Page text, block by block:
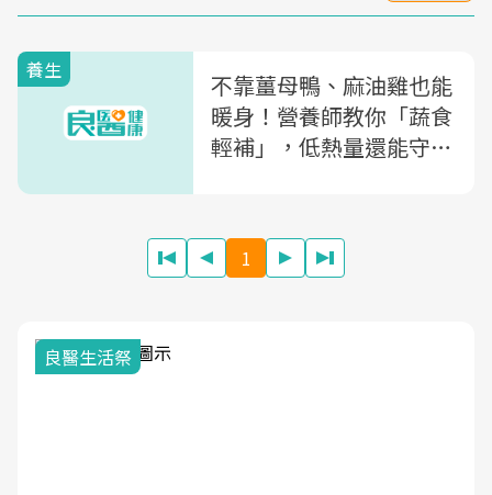
養生
不靠薑母鴨、麻油雞也能
暖身！營養師教你「蔬食
輕補」，低熱量還能守護
1
良醫生活祭